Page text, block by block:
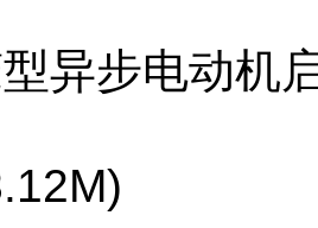
步电动机启